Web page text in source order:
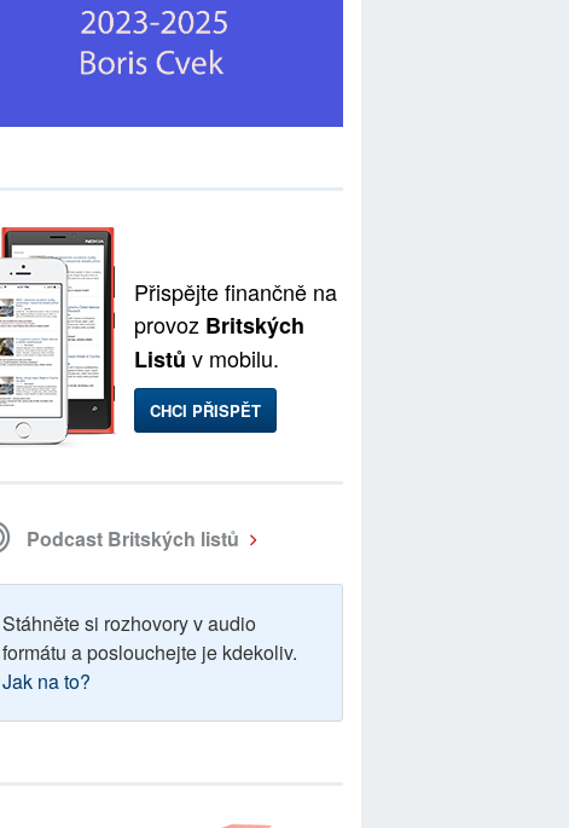
Přispějte finančně na
provoz Britských
Listů v mobilu.
CHCI PŘISPĚT
Podcast Britských listů
Stáhněte si rozhovory v audio
formátu a poslouchejte je kdekoliv.
Jak na to?